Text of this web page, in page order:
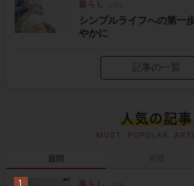
シンプルライフへの第一
やかに
記事の一覧
週間